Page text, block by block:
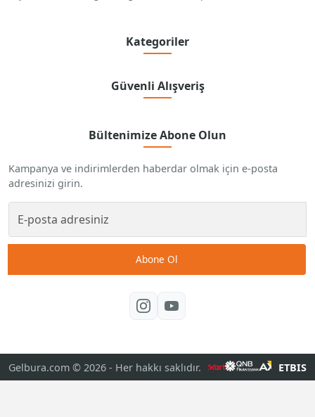
Kategoriler
Güvenli Alışveriş
Bültenimize Abone Olun
Kampanya ve indirimlerden haberdar olmak için e-posta
adresinizi girin.
Abone Ol
Gelbura.com © 2026 - Her hakkı saklıdır. ETBIS